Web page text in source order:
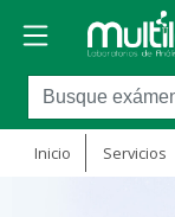
Inicio Servicios